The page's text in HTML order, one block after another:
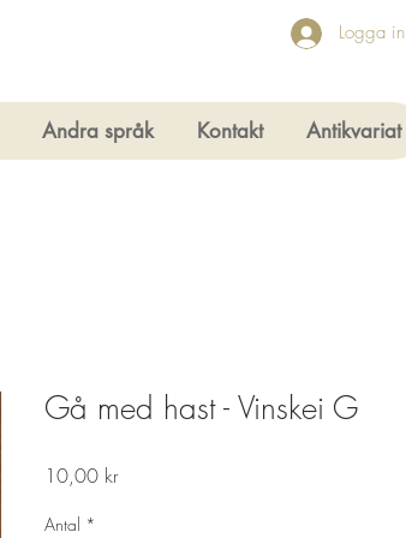
Logga in
Andra språk Kontakt Antikvariat
Gå med hast - Vinskei G
10,00 krPris
Antal *